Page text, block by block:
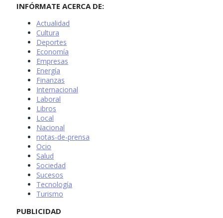
INFÓRMATE ACERCA DE:
Actualidad
Cultura
Deportes
Economía
Empresas
Energía
Finanzas
Internacional
Laboral
Libros
Local
Nacional
notas-de-prensa
Ocio
Salud
Sociedad
Sucesos
Tecnología
Turismo
PUBLICIDAD